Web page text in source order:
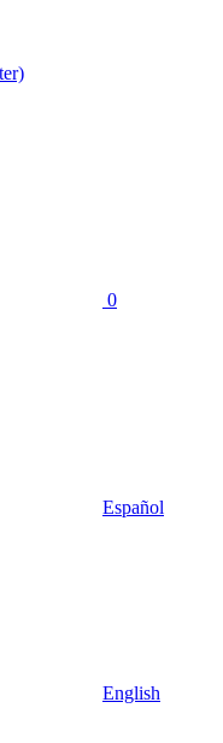
0
Español
English